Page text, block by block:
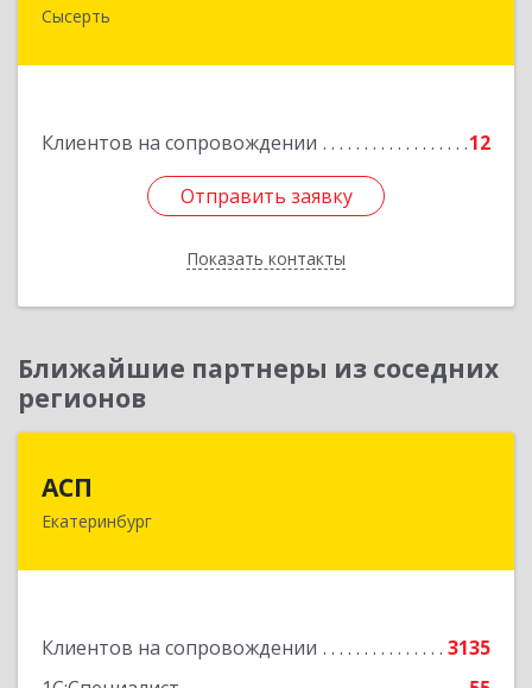
Сысерть
Клиентов на сопровождении 12
Отправить заявку
Показать контакты
624022, Свердловская обл, Сысертский р-н,
Отправить заявку
Назад
Ближайшие партнеры из соседних
регионов
АСП
Екатеринбург
Клиентов на сопровождении
3135
620075, Свердловская обл, Екатеринбург г,